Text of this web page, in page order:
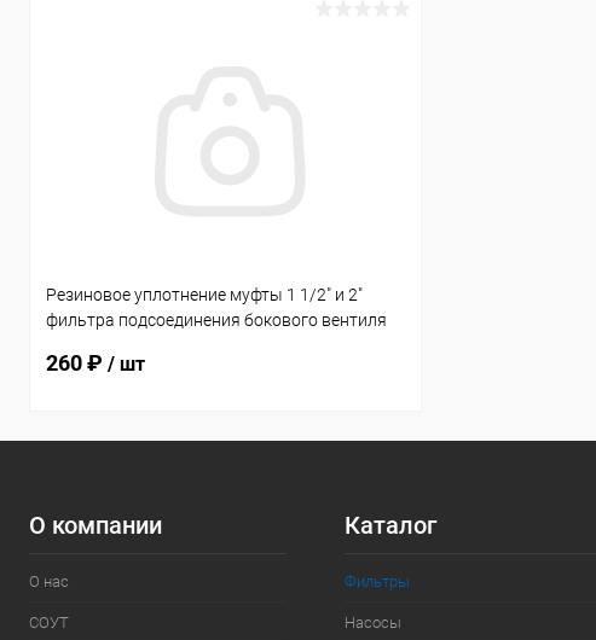
Резиновое уплотнение муфты 1 1/2" и 2"
фильтра подсоединения бокового вентиля
260 ₽ / шт
О компании
О нас
СОУТ
Каталог
Фильтры
Насосы